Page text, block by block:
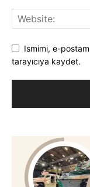
Ismimi, e-
tarayıcıya kaydet.